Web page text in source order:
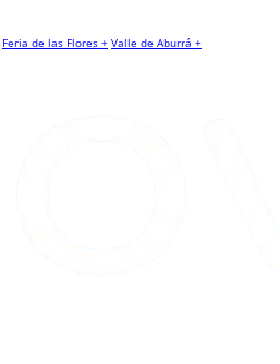
Feria de las Flores + Valle de Aburrá +